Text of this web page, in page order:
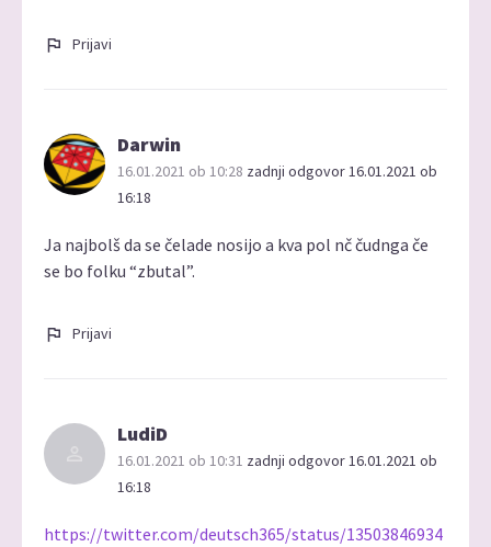
Prijavi
Darwin
16.01.2021 ob 10:28 zadnji odgovor 16.01.2021 ob
16:18
Ja najbolš da se čelade nosijo a kva pol nč čudnga če
se bo folku “zbutal”.
Prijavi
LudiD
16.01.2021 ob 10:31 zadnji odgovor 16.01.2021 ob
16:18
https://twitter.com/deutsch365/status/13503846934